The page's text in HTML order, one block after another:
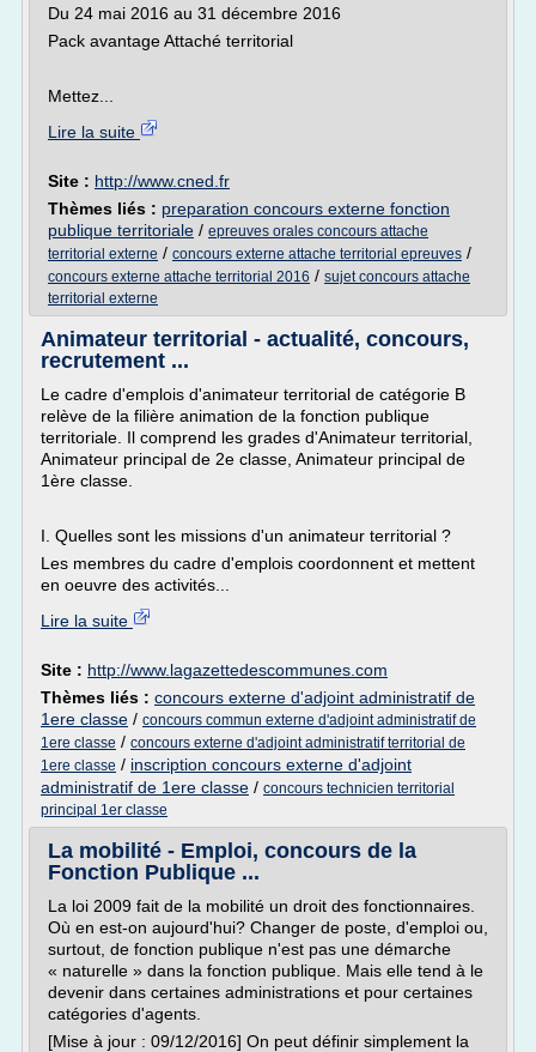
Du 24 mai 2016 au 31 décembre 2016
Pack avantage Attaché territorial
Mettez...
Lire la suite
Site : http://www.cned.fr
Thèmes liés : preparation concours externe fonction
publique territoriale / epreuves orales concours attache
territorial externe / concours externe attache territorial epreuves /
concours externe attache territorial 2016 / sujet concours attache
territorial externe
Animateur territorial - actualité, concours,
recrutement ...
Le cadre d'emplois d'animateur territorial de catégorie B
relève de la filière animation de la fonction publique
territoriale. Il comprend les grades d'Animateur territorial,
Animateur principal de 2e classe, Animateur principal de
1ère classe.
I. Quelles sont les missions d'un animateur territorial ?
Les membres du cadre d'emplois coordonnent et mettent
en oeuvre des activités...
Lire la suite
Site : http://www.lagazettedescommunes.com
Thèmes liés : concours externe d'adjoint administratif de
1ere classe / concours commun externe d'adjoint administratif de
1ere classe / concours externe d'adjoint administratif territorial de
1ere classe / inscription concours externe d'adjoint
administratif de 1ere classe / concours technicien territorial
principal 1er classe
La mobilité - Emploi, concours de la
Fonction Publique ...
La loi 2009 fait de la mobilité un droit des fonctionnaires.
Où en est-on aujourd'hui? Changer de poste, d'emploi ou,
surtout, de fonction publique n'est pas une démarche
« naturelle » dans la fonction publique. Mais elle tend à le
devenir dans certaines administrations et pour certaines
catégories d'agents.
[Mise à jour : 09/12/2016] On peut définir simplement la